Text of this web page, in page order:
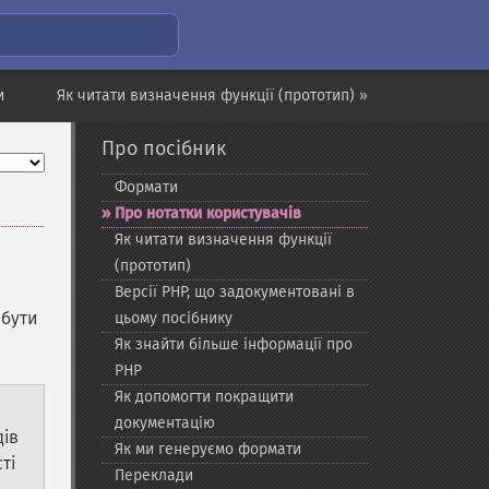
Як читати визначення функції (прототип) »
Про посібник
Формати
Про нотатки користувачів
Як читати визначення функції
(прототип)
Версії PHP, що задокументовані в
цьому посібнику
Як знайти більше інформації про
PHP
Як допомогти покращити
документацію
Як ми генеруємо формати
Переклади